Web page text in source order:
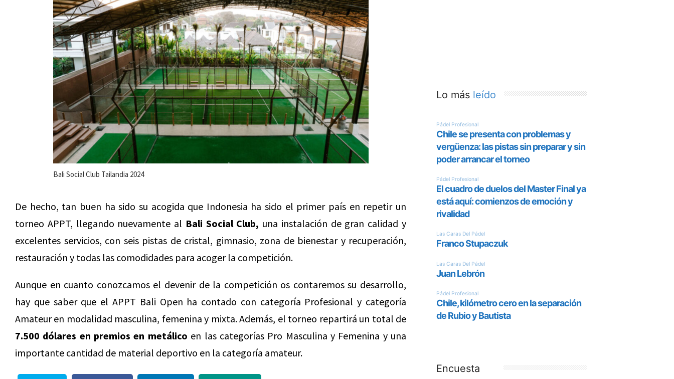
Bali Social Club Tailandia 2024
De hecho, tan buen ha sido su acogida que Indonesia ha sido el primer país en repetir un
torneo APPT, llegando nuevamente al Bali Social Club, una instalación de gran calidad y
excelentes servicios, con seis pistas de cristal, gimnasio, zona de bienestar y recuperación,
restauración y todas las comodidades para acoger la competición.
Aunque en cuanto conozcamos el devenir de la competición os contaremos su desarrollo,
hay que saber que el APPT Bali Open ha contado con categoría Profesional y categoría
Amateur en modalidad masculina, femenina y mixta. Además, el torneo repartirá un total de
7.500 dólares en premios en metálico en las categorías Pro Masculina y Femenina y una
importante cantidad de material deportivo en la categoría amateur.
Lo más leído
Encuesta